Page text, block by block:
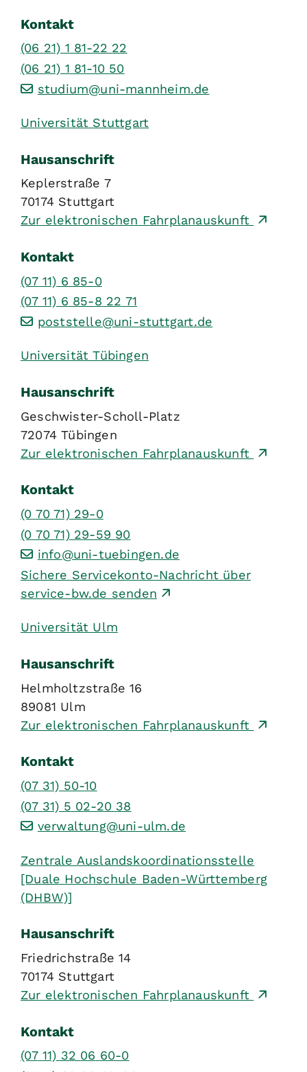
Kontakt
(06 21) 1 81-22 22
(06 21) 1 81-10 50
studium@uni-mannheim.de
Universität Stuttgart
Hausanschrift
Keplerstraße 7
70174 Stuttgart
Zur elektronischen Fahrplanauskunft
Kontakt
(07 11) 6 85-0
(07 11) 6 85-8 22 71
poststelle@uni-stuttgart.de
Universität Tübingen
Hausanschrift
Geschwister-Scholl-Platz
72074 Tübingen
Zur elektronischen Fahrplanauskunft
Kontakt
(0 70 71) 29-0
(0 70 71) 29-59 90
info@uni-tuebingen.de
Sichere Servicekonto-Nachricht über
service-bw.de senden
Universität Ulm
Hausanschrift
Helmholtzstraße 16
89081 Ulm
Zur elektronischen Fahrplanauskunft
Kontakt
(07 31) 50-10
(07 31) 5 02-20 38
verwaltung@uni-ulm.de
Zentrale Auslandskoordinationsstelle
[Duale Hochschule Baden-Württemberg
(DHBW)]
Hausanschrift
Friedrichstraße 14
70174 Stuttgart
Zur elektronischen Fahrplanauskunft
Kontakt
(07 11) 32 06 60-0